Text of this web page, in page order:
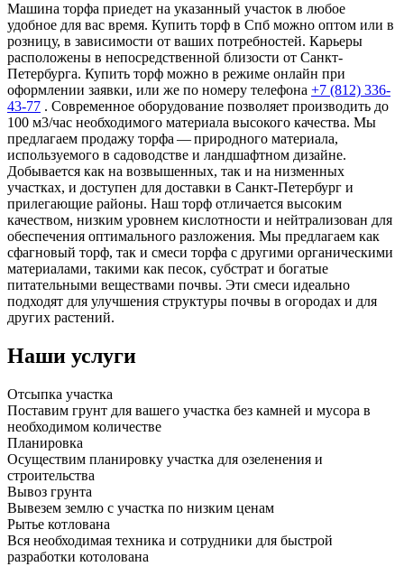
Машина торфа приедет на указанный участок в любое
удобное для вас время. Купить торф в Спб можно оптом или в
розницу, в зависимости от ваших потребностей. Карьеры
расположены в непосредственной близости от Санкт-
Петербурга. Купить торф можно в режиме онлайн при
оформлении заявки, или же по номеру телефона +7 (812) 336-
43-77 . Современное оборудование позволяет производить до
100 м3/час необходимого материала высокого качества. Мы
предлагаем продажу торфа — природного материала,
используемого в садоводстве и ландшафтном дизайне.
Добывается как на возвышенных, так и на низменных
участках, и доступен для доставки в Санкт-Петербург и
прилегающие районы. Наш торф отличается высоким
качеством, низким уровнем кислотности и нейтрализован для
обеспечения оптимального разложения. Мы предлагаем как
сфагновый торф, так и смеси торфа с другими органическими
материалами, такими как песок, субстрат и богатые
питательными веществами почвы. Эти смеси идеально
подходят для улучшения структуры почвы в огородах и для
других растений.
Наши услуги
Отсыпка участка
Поставим грунт для вашего участка без камней и мусора в
необходимом количестве
Планировка
Осуществим планировку участка для озеленения и
строительства
Вывоз грунта
Вывезем землю с участка по низким ценам
Рытье котлована
Вся необходимая техника и сотрудники для быстрой
разработки котолована